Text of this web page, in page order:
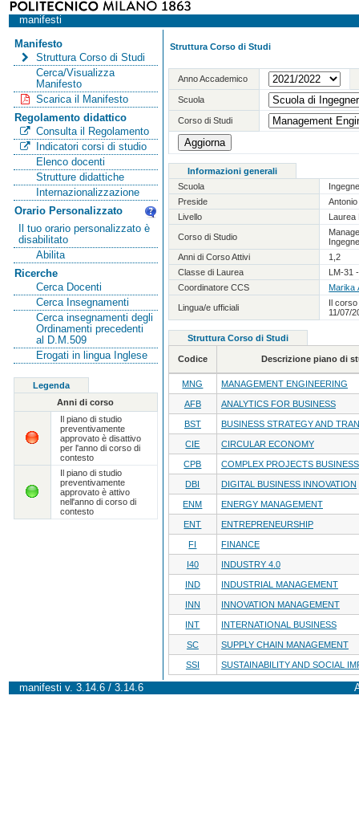
manifesti
Manifesto
Struttura Corso di Studi
Cerca/Visualizza
Manifesto
Scarica il Manifesto
Regolamento didattico
Consulta il Regolamento
Indicatori corsi di studio
Elenco docenti
Strutture didattiche
Internazionalizzazione
Orario Personalizzato
Il tuo orario personalizzato è
disabilitato
Abilita
Ricerche
Cerca Docenti
Cerca Insegnamenti
Cerca insegnamenti degli
Ordinamenti precedenti
al D.M.509
Erogati in lingua Inglese
Legenda
Anni di corso
Il piano di studio
preventivamente
approvato è disattivo
per l'anno di corso di
contesto
Il piano di studio
preventivamente
approvato è attivo
nell'anno di corso di
contesto
Struttura Corso di Studi
Anno Accademico
Scuola
Corso di Studi
Informazioni generali
Scuola
Preside
Livello
Laurea
Corso di Studio
Anni di Corso Attivi
1,2
Classe di Laurea
LM-31
Coordinatore CCS
Marika
Lingua/e ufficiali
Il corso
11/07/
Struttura Corso di Studi
Codice Descrizione piano di
MNG MANAGEMENT ENGINEERING
AFB ANALYTICS FOR BUSINESS
BST BUSINESS STRATEGY AND
CIE CIRCULAR ECONOMY
CPB COMPLEX PROJECTS BUSINESS
DBI DIGITAL BUSINESS INNOVATION
ENM ENERGY MANAGEMENT
ENT ENTREPRENEURSHIP
FI FINANCE
I40 INDUSTRY 4.0
IND INDUSTRIAL MANAGEMENT
INN INNOVATION MANAGEMENT
INT INTERNATIONAL BUSINESS
SC SUPPLY CHAIN MANAGEMENT
SSI SUSTAINABILITY AND SOCIAL
manifesti v. 3.14.6 / 3.14.6